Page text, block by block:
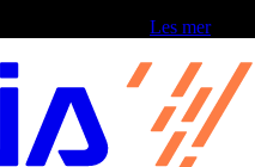
Les mer